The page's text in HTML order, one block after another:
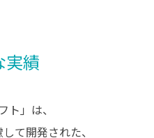
実績
ト」は、
て開発された、